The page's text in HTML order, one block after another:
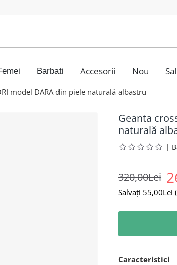
Barbati Accesorii Nou
model DARA din piele naturală albastru
Geanta
naturală
|
320,00Lei
Salvați 55,00Lei (
Caracteristici